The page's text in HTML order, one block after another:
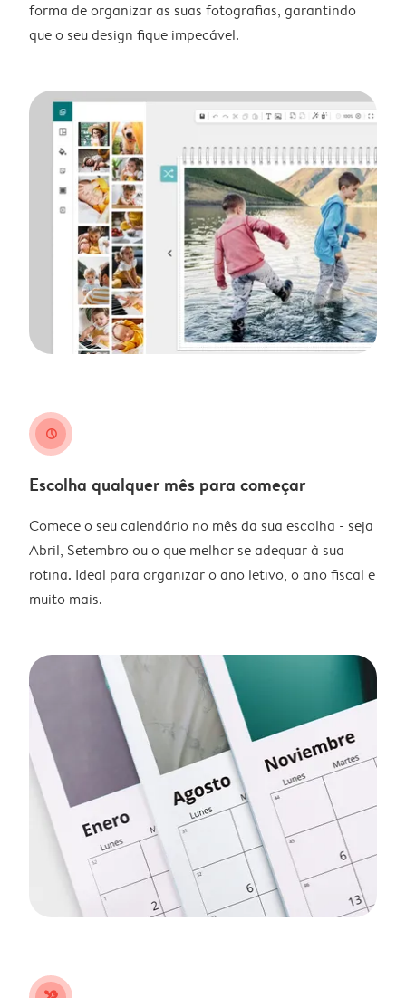
forma de organizar as suas fotografias, garantindo
que o seu design fique impecável.
clock
Escolha qualquer mês para começar
Comece o seu calendário no mês da sua escolha - seja
Abril, Setembro ou o que melhor se adequar à sua
rotina. Ideal para organizar o ano letivo, o ano fiscal e
muito mais.